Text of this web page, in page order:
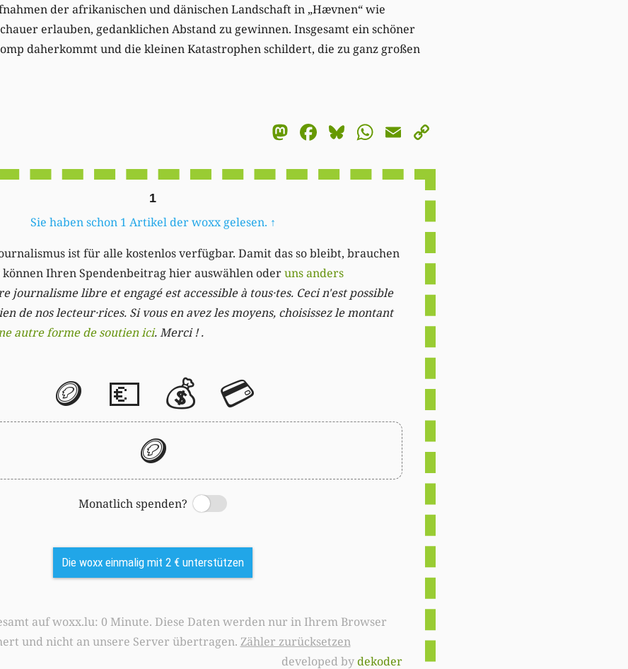
der afrikanischen und dänischen Landschaft in „Hævnen“ wie
erlauben, gedanklichen Abstand zu gewinnen. Insgesamt ein schöner
daherkommt und die kleinen Katastrophen schildert, die zu ganz großen
Mastodon
Facebook
Bluesky
WhatsApp
Email
1
Sie haben schon 1 Artikel der woxx gelesen. ↑
ist für alle kostenlos verfügbar. Damit das so bleibt, brauchen
Ihren Spendenbeitrag hier auswählen oderuns anders
journalisme libre et engagé est accessible à tous·tes. Ceci n'est possible
de nos lecteur·rices. Si vous en avez les moyens, choisissez le montant
autre forme de soutien ici. Merci ! .
🪙 💶 💰 💳
🪙
Monatlich spenden?
Switch
Die woxx einmalig mit 2 € unterstützen
Diese Daten werden nur in Ihrem Browser
und nicht an unsere Server übertragen. Zähler zurücksetzen
developed bydekoder